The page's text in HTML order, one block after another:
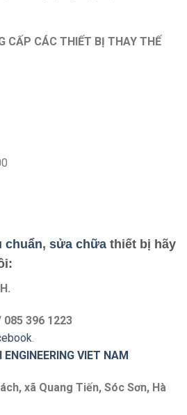
CẤP CÁC THIẾT BỊ THAY THẾ
chuẩn, sửa chữa thiết bị hãy
085 396 1223
.
VIET NAM
xã Quang Tiến, Sóc Sơn, Hà